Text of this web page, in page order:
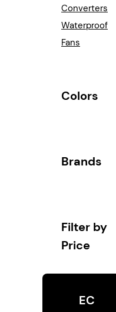
Converters
Waterproof
Fans
Colors
Brands
Filter by
Price
EC